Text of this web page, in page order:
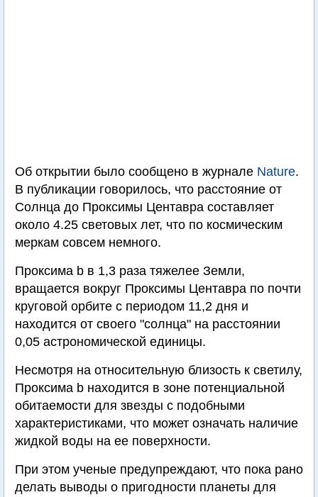
Об открытии было сообщено в журнале Nature.
В публикации говорилось, что расстояние от
Солнца до Проксимы Центавра составляет
около 4.25 световых лет, что по космическим
меркам совсем немного.
Проксима b в 1,3 раза тяжелее Земли,
вращается вокруг Проксимы Центавра по почти
круговой орбите с периодом 11,2 дня и
находится от своего "солнца" на расстоянии
0,05 астрономической единицы.
Несмотря на относительную близость к светилу,
Проксима b находится в зоне потенциальной
обитаемости для звезды с подобными
характеристиками, что может означать наличие
жидкой воды на ее поверхности.
При этом ученые предупреждают, что пока рано
делать выводы о пригодности планеты для